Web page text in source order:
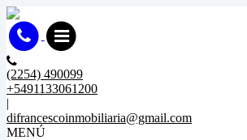
(2254) 490099
+5491133061200
|
difrancescoinmobiliaria@gmail.com
MENÚ